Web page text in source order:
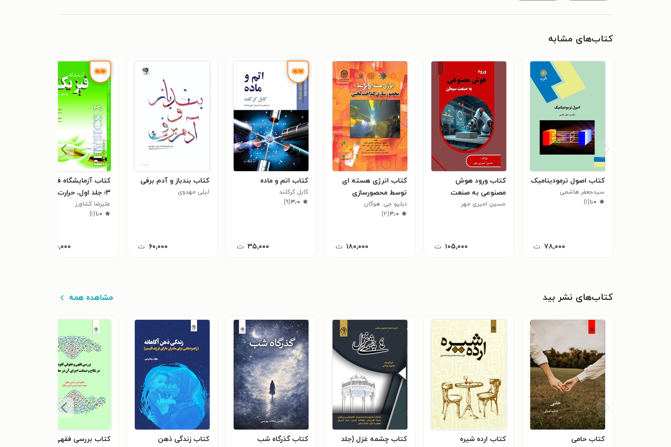
کتاب‌های مشابه
کتاب اصول ترمودینامیک
سیدجعفر هاشمی
۱٫۰(۱)
۷۸,۰۰۰ ت
کتاب ورود هوش
مصنوعی به صنعت
سیمان
حسین امیری مهر
۱۰۵,۰۰۰ ت
کتاب انرژی هسته ای
توسط محصورسازی
گداخت لختی
دبلیو جی. هوگان
۳٫۰(۲)
۱۸۰,۰۰۰ ت
کتاب اتم و ماده
کایل کرکلند
۳٫۰(۹)
۳۵,۰۰۰ ت
کتاب بندباز و آدم برفی
لیلی مهدوی
۶۰,۰۰۰ ت
کتاب آزمایشگاه فیزیک
۳؛ جلد اول، حرارت
علیرضا کشاورز
۱٫۰(۱)
۱۰۰,۰۰۰
کتاب‌های نشر بید مشاهده همه
کتاب حامی کتاب ارده شیره
کتاب چشمه غزل (جلد
کتاب گذرگاه شب
کتاب زندگی ذهن
کتاب بررسی فقهی و